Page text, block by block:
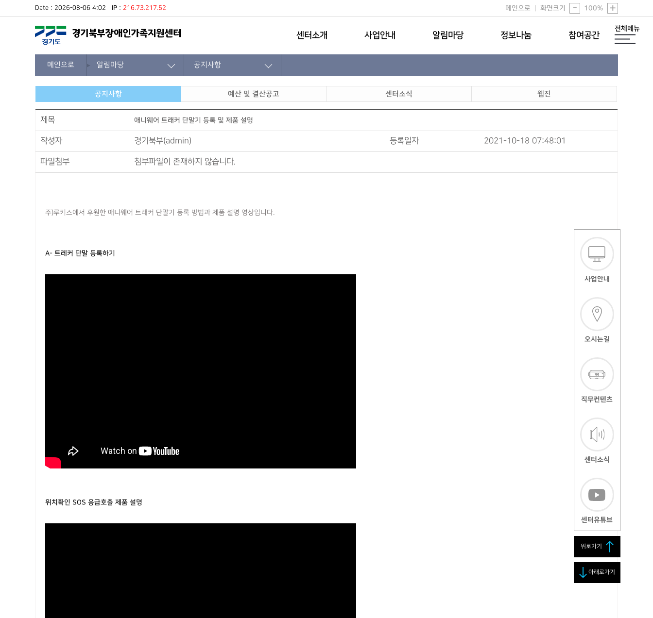
Date : 2026-08-06 4:02 IP : 216.73.217.52 메인으로 화면크기 - 100% +
센터소개 사업안내 알림마당 정보나눔 참여공간
전체메뉴
사업안내
오시는길
직무컨텐츠
센터소식
센터유튜브
위로가기
아래로가기
메인으로 알림마당 공지사항
공지사항 예산 및 결산공고 센터소식 웹진
제목 애니웨어 트래커 단말기 등록 및 제품 설명
작성자 경기북부(admin) 등록일자 2021-10-18 07:48:01
파일첨부 첨부파일이 존재하지 않습니다.
주)루키스에서 후원한 애니웨어 트래커 단말기 등록 방법과 제품 설명 영상입니다.
A- 트레커 단말 등록하기
위치확인 SOS 응급호출 제품 설명